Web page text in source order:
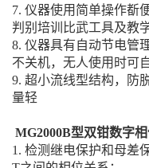
7. 仪器使用简单操作斱
判别培训比武工具及教
8. 仪器具有自动节电管
不关机，无人使用时可
9. 超小流线型结构，防
量轻
MG2000B型双钳数字
1. 检测继电保护和母差